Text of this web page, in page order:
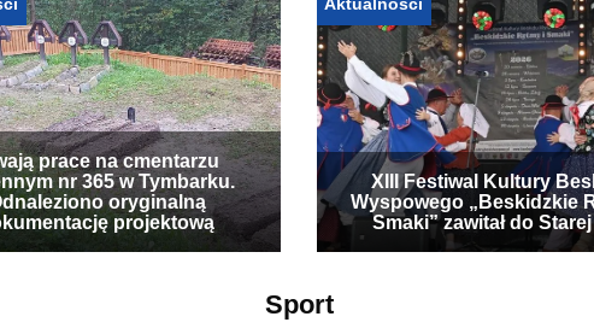
prace na cmentarzu
nr 365 w Tymbarku.
oryginalną
projektową
Aktualności
XIII Festiwal Kultury
Wyspowego „Beskidzkie
Smaki” zawitał do
Sport